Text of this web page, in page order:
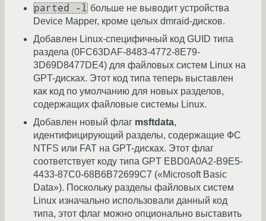
parted -l больше не выводит устройства
Device Mapper, кроме целых dmraid-дисков.
Добавлен Linux-специфичный код GUID типа
раздела (0FC63DAF-8483-4772-8E79-
3D69D8477DE4) для файловых систем Linux на
GPT-дисках. Этот код типа теперь выставлен
как код по умолчанию для новых разделов,
содержащих файловые системы Linux.
Добавлен новый флаг msftdata,
идентифицирующий разделы, содержащие ФС
NTFS или FAT на GPT-дисках. Этот флаг
соответствует коду типа GPT EBD0A0A2-B9E5-
4433-87C0-68B6B72699C7 («Microsoft Basic
Data»). Поскольку разделы файловых систем
Linux изначально использовали данный код
типа, этот флаг можно опционально выставить